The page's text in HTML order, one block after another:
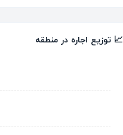
📈 توزیع اجاره در منطقه